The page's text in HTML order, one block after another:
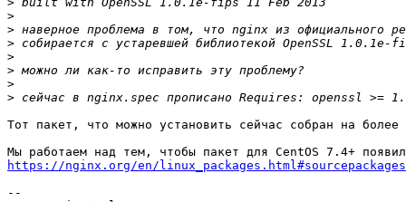
>
>
>
>
>
>
>
Тот пакет, что можно установить сейчас собран на
https://nginx.org/en/linux_packages.html#sourcepackages
--